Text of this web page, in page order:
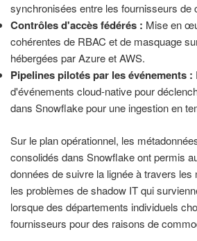
synchronisées entre les fournisseurs de
Contrôles d'accès fédérés : Mise en
cohérentes de RBAC et de masquage
hébergées par Azure et AWS.
Pipelines pilotés par les événements :
d'événements cloud-native pour
dans Snowflake pour une ingestion en
Sur le plan opérationnel, les
consolidés dans Snowflake ont permis
données de suivre la lignée à travers les
les problèmes de shadow IT qui
lorsque des départements individuels
fournisseurs pour des raisons de